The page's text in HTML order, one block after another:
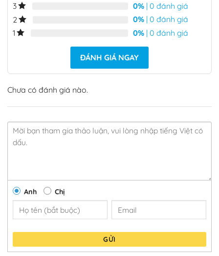
3
0% | 0 đánh giá
2
0% | 0 đánh giá
1
0% | 0 đánh giá
ĐÁNH GIÁ NGAY
Chưa có đánh giá nào.
Anh Chị
GỬI